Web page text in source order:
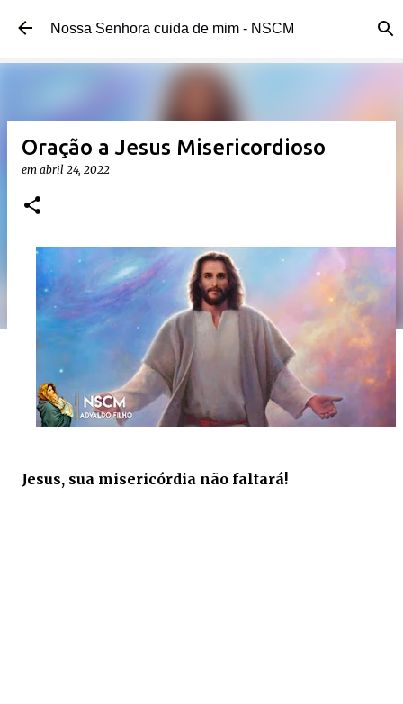
Pular para o conteúdo principal
Nossa Senhora cuida de mim - NSCM
Oração a Jesus Misericordioso
em abril 24, 2022
Jesus, sua misericórdia não faltará!